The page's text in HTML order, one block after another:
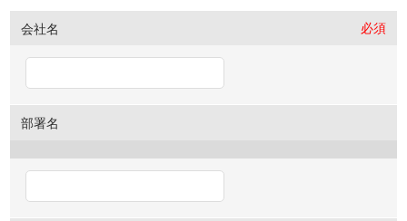
会社名 必須
部署名